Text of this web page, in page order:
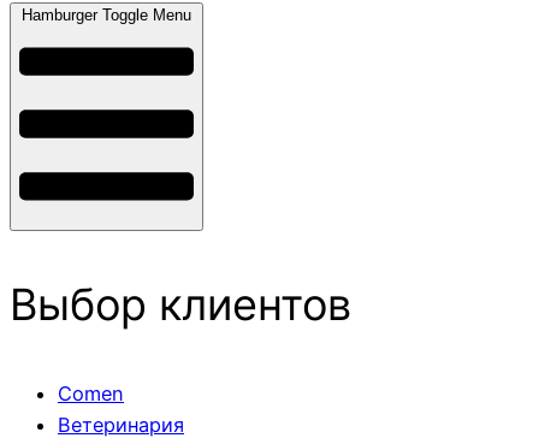
Hamburger Toggle Menu
Выбор клиентов
Comen
Ветеринария